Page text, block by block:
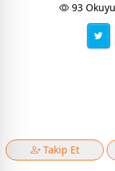
93
Takip Et